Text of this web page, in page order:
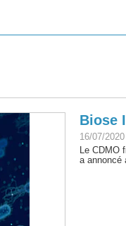
Biose
16/07/
Le CDMO
a annoncé